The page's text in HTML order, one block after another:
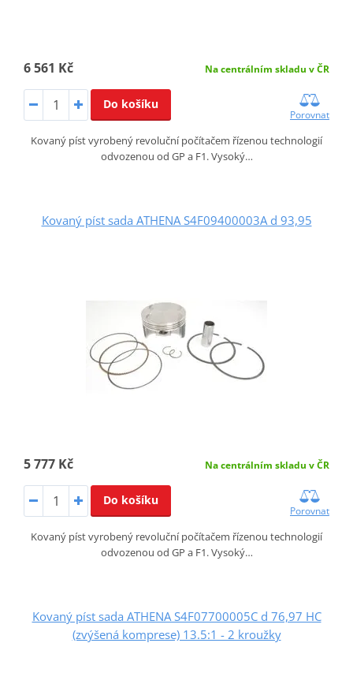
6 561 Kč Na centrálním skladu v ČR
Do košíku
Porovnat
Kovaný píst vyrobený revoluční počítačem řízenou technologií
odvozenou od GP a F1. Vysoký…
Kovaný píst sada ATHENA S4F09400003A d 93,95
5 777 Kč Na centrálním skladu v ČR
Do košíku
Porovnat
Kovaný píst vyrobený revoluční počítačem řízenou technologií
odvozenou od GP a F1. Vysoký…
Kovaný píst sada ATHENA S4F07700005C d 76,97 HC
(zvýšená komprese) 13.5:1 - 2 kroužky